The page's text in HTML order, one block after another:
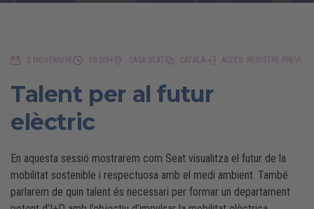
2 NOVEMBRE 19:00H CASA SEAT CATALÀ ACCÉS: REGISTRE PREVI
Talent per al futur
elèctric
En aquesta sessió mostrarem com Seat visualitza el futur de la
mobilitat sostenible i respectuosa amb el medi ambient. També
parlarem de quin talent és necessari per formar un departament